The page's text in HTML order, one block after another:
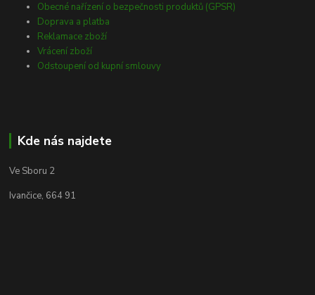
Obecné nařízení o bezpečnosti produktů (GPSR)
Doprava a platba
Reklamace zboží
Vrácení zboží
Odstoupení od kupní smlouvy
Kde nás najdete
Ve Sboru 2
Ivančice, 664 91